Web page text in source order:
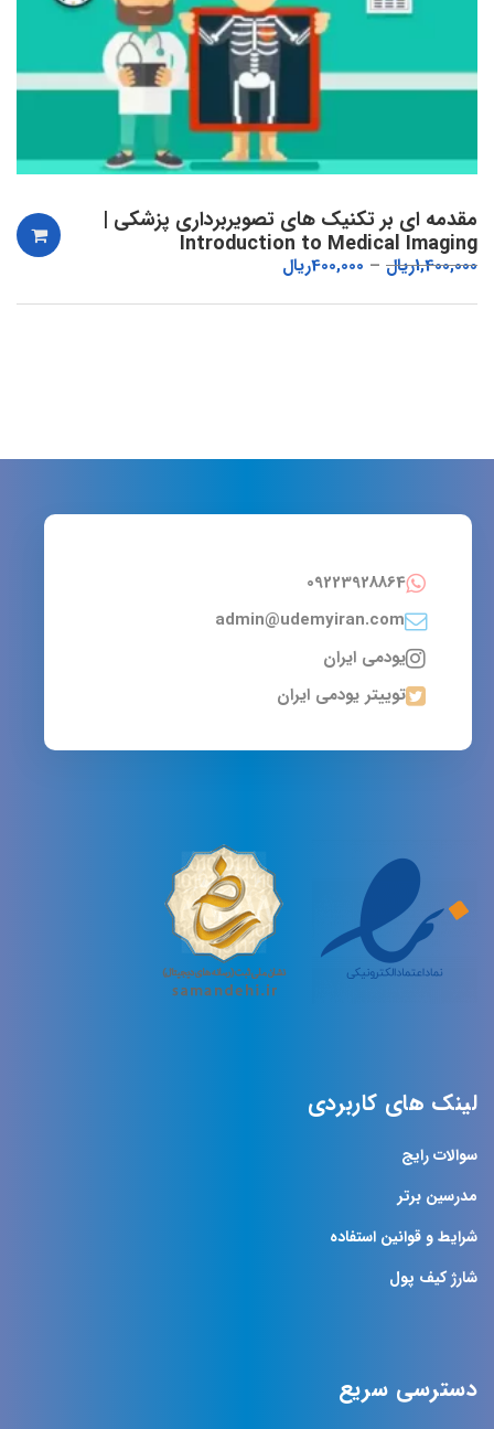
مقدمه ای بر تکنیک های تصویربرداری پزشکی |
Introduction to Medical Imaging
1,400,000ریال 400,000ریال
09223928864
admin@udemyiran.com
یودمی ایران
توییتر یودمی ایران
لینک های کاربردی
سوالات رایج
مدرسین برتر
شرایط و قوانین استفاده
شارژ کیف پول
دسترسی سریع